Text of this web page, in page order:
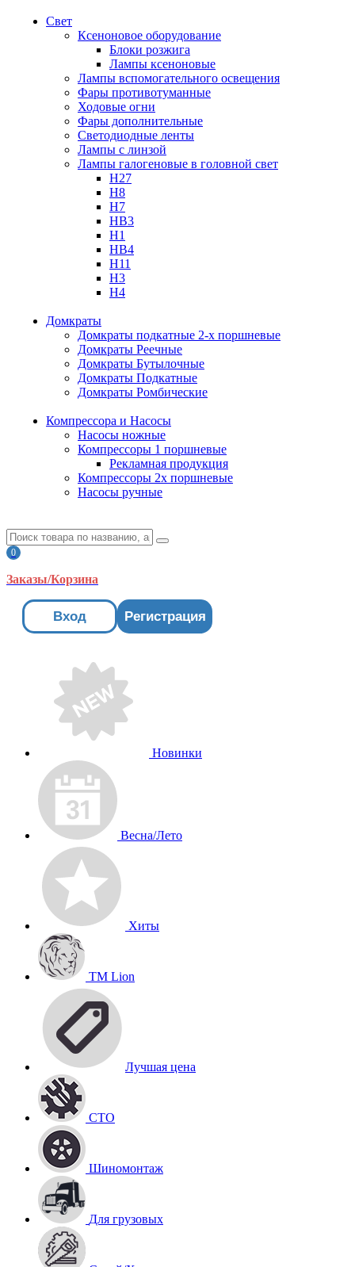
Свет
Ксеноновое оборудование
Блоки розжига
Лампы ксеноновые
Лампы вспомогательного освещения
Фары противотуманные
Ходовые огни
Фары дополнительные
Светодиодные ленты
Лампы с линзой
Лампы галогеновые в головной свет
H27
H8
H7
HB3
H1
HB4
H11
H3
H4
Домкраты
Домкраты подкатные 2-х поршневые
Домкраты Реечные
Домкраты Бутылочные
Домкраты Подкатные
Домкраты Ромбические
Компрессора и Насосы
Насосы ножные
Компрессоры 1 поршневые
Рекламная продукция
Компрессоры 2х поршневые
Насосы ручные
0
Заказы/Корзина
Вход Регистрация
Новинки
Весна/Лето
Хиты
TM Lion
Лучшая цена
СТО
Шиномонтаж
Для грузовых